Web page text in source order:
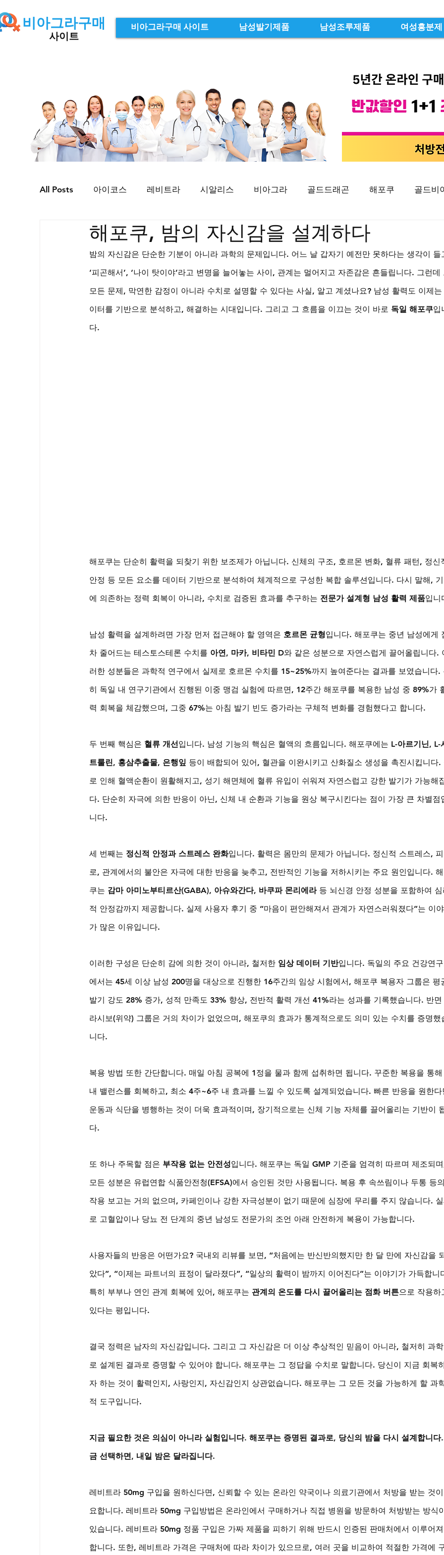
비아그라구매
사이트
비아그라구매 사이트 남성발기제품 남성조루제품 여성흥분제
All Posts 아이코스 레비트라 시알리스 비아그라 골드드래곤 해포쿠 골드비
골드시알리스 프릴리지 필름형센트립 비맥스 필름형비닉스
아드레닌 프로코밀
해포쿠, 밤의 자신감을 설계하다
밤의 자신감은 단순한 기분이 아니라 과학의 문제입니다. 어느 날 갑자기 예전만 못하다는 생각이 들
‘피곤해서’, ‘나이 탓이야’라고 변명을 늘어놓는 사이, 관계는 멀어지고 자존감은 흔들립니다. 그런데
모든 문제, 막연한 감정이 아니라 수치로 설명할 수 있다는 사실, 알고 계셨나요? 남성 활력도 이제는
이터를 기반으로 분석하고, 해결하는 시대입니다. 그리고 그 흐름을 이끄는 것이 바로 독일 해포쿠입
다.
해포쿠는 단순히 활력을 되찾기 위한 보조제가 아닙니다. 신체의 구조, 호르몬 변화, 혈류 패턴, 정신
안정 등 모든 요소를 데이터 기반으로 분석하여 체계적으로 구성한 복합 솔루션입니다. 다시 말해,
에 의존하는 정력 회복이 아니라, 수치로 검증된 효과를 추구하는 전문가 설계형 남성 활력 제품입니
남성 활력을 설계하려면 가장 먼저 접근해야 할 영역은 호르몬 균형입니다. 해포쿠는 중년 남성에게
차 줄어드는 테스토스테론 수치를 아연, 마카, 비타민 D와 같은 성분으로 자연스럽게 끌어올립니다.
러한 성분들은 과학적 연구에서 실제로 호르몬 수치를 15~25%까지 높여준다는 결과를 보였습니다.
히 독일 내 연구기관에서 진행된 이중 맹검 실험에 따르면, 12주간 해포쿠를 복용한 남성 중 89%가
력 회복을 체감했으며, 그중 67%는 아침 발기 빈도 증가라는 구체적 변화를 경험했다고 합니다.
두 번째 핵심은 혈류 개선입니다. 남성 기능의 핵심은 혈액의 흐름입니다. 해포쿠에는 L-아르기닌, L-
트룰린, 홍삼추출물, 은행잎 등이 배합되어 있어, 혈관을 이완시키고 산화질소 생성을 촉진시킵니다.
로 인해 혈액순환이 원활해지고, 성기 해면체에 혈류 유입이 쉬워져 자연스럽고 강한 발기가 가능해
다. 단순히 자극에 의한 반응이 아닌, 신체 내 순환과 기능을 원상 복구시킨다는 점이 가장 큰 차별점
니다.
세 번째는 정신적 안정과 스트레스 완화입니다. 활력은 몸만의 문제가 아닙니다. 정신적 스트레스, 피
로, 관계에서의 불안은 자극에 대한 반응을 늦추고, 전반적인 기능을 저하시키는 주요 원인입니다.
쿠는 감마 아미노부티르산(GABA), 아슈와간다, 바쿠파 몬리에라 등 뇌신경 안정 성분을 포함하여 심
적 안정감까지 제공합니다. 실제 사용자 후기 중 “마음이 편안해져서 관계가 자연스러워졌다”는 이야
가 많은 이유입니다.
이러한 구성은 단순히 감에 의한 것이 아니라, 철저한 임상 데이터 기반입니다. 독일의 주요 건강연
에서는 45세 이상 남성 200명을 대상으로 진행한 16주간의 임상 시험에서, 해포쿠 복용자 그룹은 평
발기 강도 28% 증가, 성적 만족도 33% 향상, 전반적 활력 개선 41%라는 성과를 기록했습니다. 반면
라시보(위약) 그룹은 거의 차이가 없었으며, 해포쿠의 효과가 통계적으로도 의미 있는 수치를 증명했
니다.
복용 방법 또한 간단합니다. 매일 아침 공복에 1정을 물과 함께 섭취하면 됩니다. 꾸준한 복용을 통해
내 밸런스를 회복하고, 최소 4주~6주 내 효과를 느낄 수 있도록 설계되었습니다. 빠른 반응을 원한다
운동과 식단을 병행하는 것이 더욱 효과적이며, 장기적으로는 신체 기능 자체를 끌어올리는 기반이
다.
또 하나 주목할 점은 부작용 없는 안전성입니다. 해포쿠는 독일 GMP 기준을 엄격히 따르며 제조되
모든 성분은 유럽연합 식품안전청(EFSA)에서 승인된 것만 사용됩니다. 복용 후 속쓰림이나 두통 등
작용 보고는 거의 없으며, 카페인이나 강한 자극성분이 없기 때문에 심장에 무리를 주지 않습니다. 실
로 고혈압이나 당뇨 전 단계의 중년 남성도 전문가의 조언 아래 안전하게 복용이 가능합니다.
사용자들의 반응은 어떤가요? 국내외 리뷰를 보면, “처음에는 반신반의했지만 한 달 만에 자신감을
았다”, “이제는 파트너의 표정이 달라졌다”, “일상의 활력이 밤까지 이어진다”는 이야기가 가득합니
특히 부부나 연인 관계 회복에 있어, 해포쿠는 관계의 온도를 다시 끌어올리는 점화 버튼으로 작용하
있다는 평입니다.
결국 정력은 남자의 자신감입니다. 그리고 그 자신감은 더 이상 추상적인 믿음이 아니라, 철저히 과
로 설계된 결과로 증명할 수 있어야 합니다. 해포쿠는 그 정답을 수치로 말합니다. 당신이 지금 회복
자 하는 것이 활력인지, 사랑인지, 자신감인지 상관없습니다. 해포쿠는 그 모든 것을 가능하게 할 과
적 도구입니다.
지금 필요한 것은 의심이 아니라 실험입니다. 해포쿠는 증명된 결과로, 당신의 밤을 다시 설계합니다.
금 선택하면, 내일 밤은 달라집니다.
레비트라 50mg 구입을 원하신다면, 신뢰할 수 있는 온라인 약국이나 의료기관에서 처방을 받는 것
요합니다. 레비트라 50mg 구입방법은 온라인에서 구매하거나 직접 병원을 방문하여 처방받는 방식이
있습니다. 레비트라 50mg 정품 구입은 가짜 제품을 피하기 위해 반드시 인증된 판매처에서 이루어
합니다. 또한, 레비트라 가격은 구매처에 따라 차이가 있으므로, 여러 곳을 비교하여 적절한 가격에